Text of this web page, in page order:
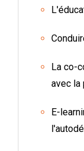
La co-
avec la
E-